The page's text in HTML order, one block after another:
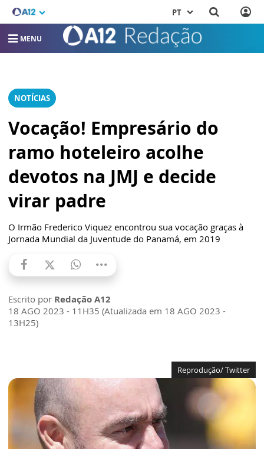
PT
MENU
NOTÍCIAS
Vocação! Empresário do
ramo hoteleiro acolhe
devotos na JMJ e decide
virar padre
O Irmão Frederico Viquez encontrou sua vocação graças à
Jornada Mundial da Juventude do Panamá, em 2019
Escrito por Redação A12
18 AGO 2023 - 11H35 (Atualizada em 18 AGO 2023 -
13H25)
Reprodução/ Twitter